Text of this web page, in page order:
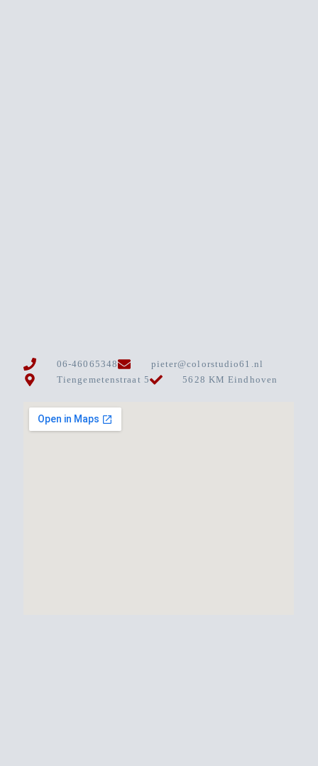
06-46065348
pieter@colorstudio61.nl
Tiengemetenstraat 5
5628 KM Eindhoven